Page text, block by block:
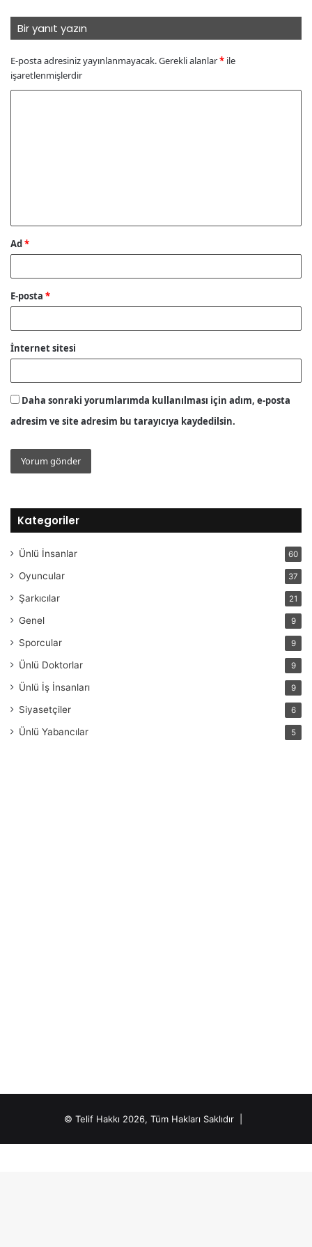
Bir yanıt yazın
E-posta adresiniz yayınlanmayacak.Gerekli alanlar* ile
işaretlenmişlerdir
Ad*
E-posta *
İnternet sitesi
Daha sonraki yorumlarımda kullanılması için adım, e-posta
adresim ve site adresim bu tarayıcıya kaydedilsin.
Kategoriler
Ünlü İnsanlar 60
Oyuncular 37
Şarkıcılar 21
Genel 9
Sporcular 9
Ünlü Doktorlar 9
Ünlü İş İnsanları 9
Siyasetçiler 6
Ünlü Yabancılar 5
© Telif Hakkı 2026, Tüm Hakları Saklıdır |